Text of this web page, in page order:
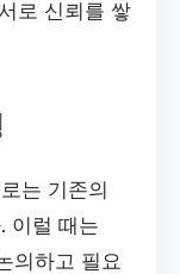
로 신뢰를 쌓
는 기존의
이럴 때는
의하고 필요